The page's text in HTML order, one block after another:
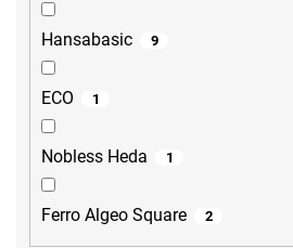
Hansabasic 9
ECO 1
Nobless Heda 1
Ferro Algeo Square 2